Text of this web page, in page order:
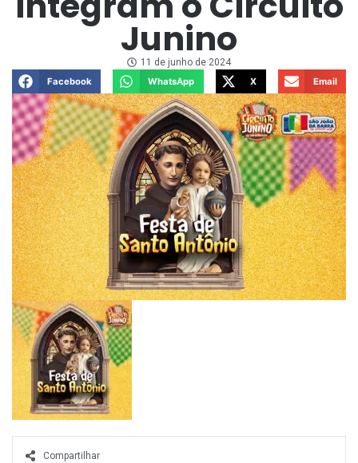
Junino
11 de junho de 2024
Facebook
WhatsApp X Email
Compartilhar